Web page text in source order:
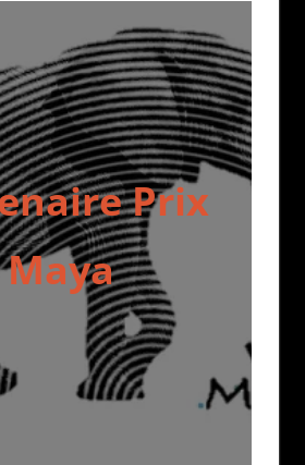
Prix
Maya